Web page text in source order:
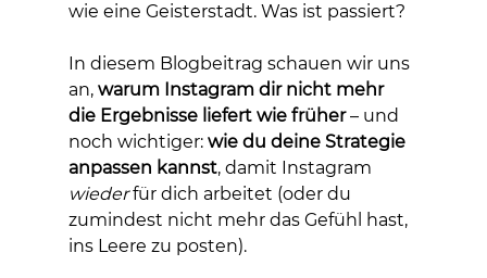
wie eine Geisterstadt. Was ist passiert?
In diesem Blogbeitrag schauen wir uns
an, warum Instagram dir nicht mehr
die Ergebnisse liefert wie früher – und
noch wichtiger: wie du deine Strategie
anpassen kannst, damit Instagram
wieder für dich arbeitet (oder du
zumindest nicht mehr das Gefühl hast,
ins Leere zu posten).